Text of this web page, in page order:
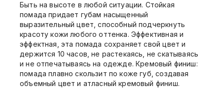
Быть на высоте в любой ситуации. Стойкая
помада придает губам насыщенный
выразительный цвет, способный подчеркнуть
красоту кожи любого оттенка. Эффективная и
эффектная, эта помада сохраняет свой цвет и
держится 10 часов, не растекаясь, не скатываясь
и не отпечатываясь на одежде. Кремовый финиш:
помада плавно скользит по коже губ, создавая
объемный цвет и атласный кремовый финиш.